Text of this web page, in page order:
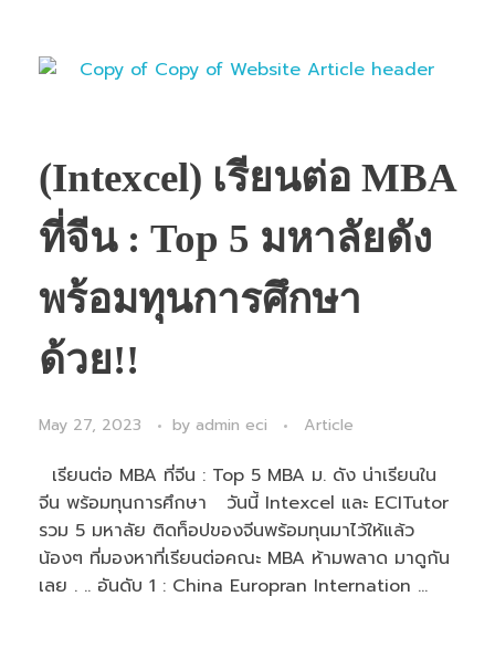
(Intexcel) เรียนต่อ MBA
ที่จีน : Top 5 มหาลัยดัง
พร้อมทุนการศึกษา
ด้วย!!
May 27, 2023 by admin eci Article
เรียนต่อ MBA ที่จีน : Top 5 MBA ม. ดัง น่าเรียนใน
จีน พร้อมทุนการศึกษา วันนี้ Intexcel และ ECITutor
รวม 5 มหาลัย ติดท็อปของจีนพร้อมทุนมาไว้ให้แล้ว
น้องๆ ที่มองหาที่เรียนต่อคณะ MBA ห้ามพลาด มาดูกัน
เลย . .. อันดับ 1 : China Europran Internation ...